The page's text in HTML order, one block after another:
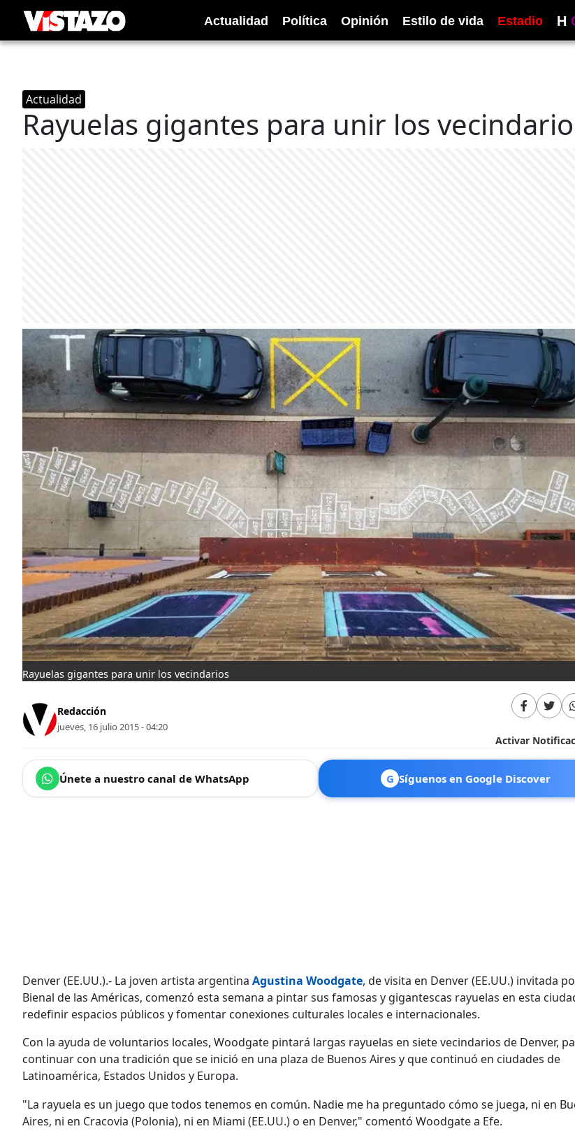
Actualidad Política Opinión Estilo de vida Estadio H
Actualidad
Rayuelas gigantes para unir los
Rayuelas gigantes para unir los vecindarios
Redacción
jueves, 16 julio 2015 - 04:20
Activar
Únete a nuestro canal de WhatsApp G Síguenos en Google Discover
Denver (EE.UU.).- La joven artista argentina Agustina Woodgate, de visita en Denver (EE.UU.) invitada
Bienal de las Américas, comenzó esta semana a pintar sus famosas y gigantescas rayuelas en esta
redefinir espacios públicos y fomentar conexiones culturales locales e internacionales.
Con la ayuda de voluntarios locales, Woodgate pintará largas rayuelas en siete vecindarios de Denver,
continuar con una tradición que se inició en una plaza de Buenos Aires y que continuó en ciudades de
Latinoamérica, Estados Unidos y Europa.
"La rayuela es un juego que todos tenemos en común. Nadie me ha preguntado cómo se juega, ni en
Aires, ni en Cracovia (Polonia), ni en Miami (EE.UU.) o en Denver," comentó Woodgate a Efe.